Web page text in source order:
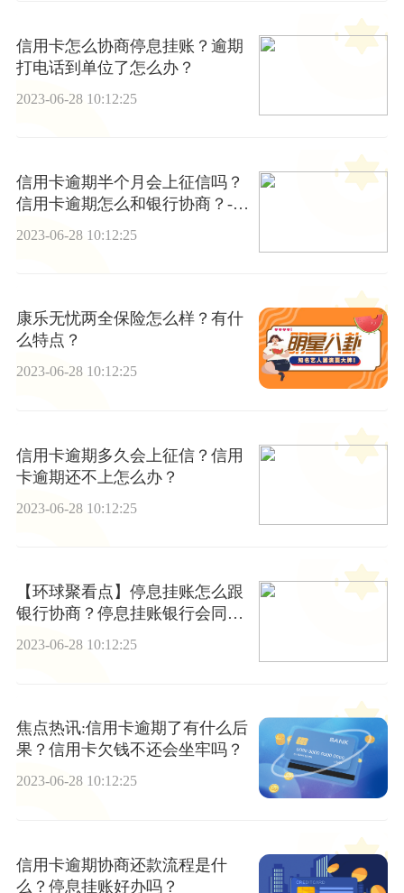
信用卡怎么协商停息挂账？逾期
打电话到单位了怎么办？
2023-06-28 10:12:25
信用卡逾期半个月会上征信吗？
信用卡逾期怎么和银行协商？-全
2023-06-28 10:12:25
康乐无忧两全保险怎么样？有什
么特点？
2023-06-28 10:12:25
信用卡逾期多久会上征信？信用
卡逾期还不上怎么办？
2023-06-28 10:12:25
【环球聚看点】停息挂账怎么跟
银行协商？停息挂账银行会同意
吗？
2023-06-28 10:12:25
焦点热讯:信用卡逾期了有什么后
果？信用卡欠钱不还会坐牢吗？
2023-06-28 10:12:25
信用卡逾期协商还款流程是什
么？停息挂账好办吗？